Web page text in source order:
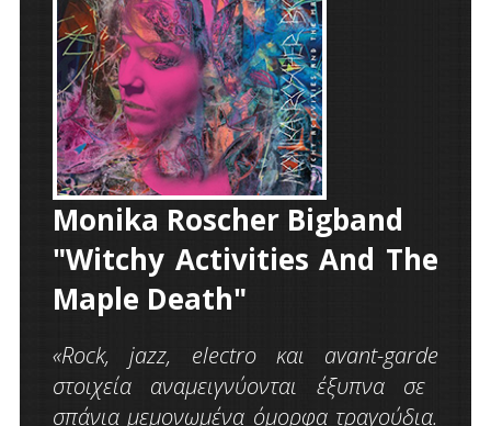
Monika Roscher Bigband
"Witchy Activities And The
Maple Death"
«Rock,jazz, electroκαι avant-garde
στοιχεία αναμειγνύονται έξυπνα σε
σπάνια μεμονωμένα όμορφα τραγούδια.